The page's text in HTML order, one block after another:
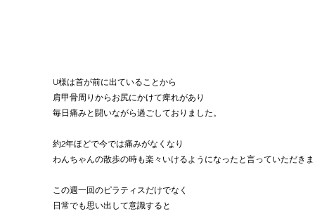
U様は首が前に出ていることから
肩甲骨周りからお尻にかけて痺れがあり
毎日痛みと闘いながら過ごしておりました。
約2年ほどで今では痛みがなくなり
わんちゃんの散歩の時も楽々いけるようになったと言っていただき
この週一回のピラティスだけでなく
日常でも思い出して意識すると